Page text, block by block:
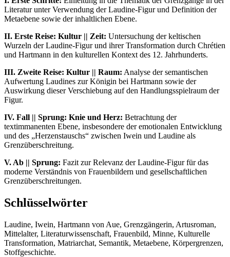
Literatur unter Verwendung der Laudine-Figur und Definition der
Metaebene sowie der inhaltlichen Ebene.
II. Erste Reise: Kultur || Zeit: Untersuchung der keltischen
Wurzeln der Laudine-Figur und ihrer Transformation durch Chrétien
und Hartmann in den kulturellen Kontext des 12. Jahrhunderts.
III. Zweite Reise: Kultur || Raum: Analyse der semantischen
Aufwertung Laudines zur Königin bei Hartmann sowie der
Auswirkung dieser Verschiebung auf den Handlungsspielraum der
Figur.
IV. Fall || Sprung: Knie und Herz: Betrachtung der
textimmanenten Ebene, insbesondere der emotionalen Entwicklung
und des „Herzenstauschs“ zwischen Iwein und Laudine als
Grenzüberschreitung.
V. Ab || Sprung: Fazit zur Relevanz der Laudine-Figur für das
moderne Verständnis von Frauenbildern und gesellschaftlichen
Grenzüberschreitungen.
Schlüsselwörter
Laudine, Iwein, Hartmann von Aue, Grenzgängerin, Artusroman,
Mittelalter, Literaturwissenschaft, Frauenbild, Minne, Kulturelle
Transformation, Matriarchat, Semantik, Metaebene, Körpergrenzen,
Stoffgeschichte.